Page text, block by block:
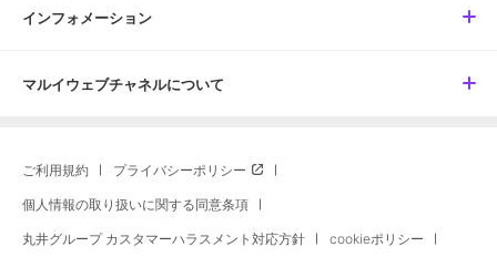
インフォメーション
マルイウェブチャネルについて
ご利用規約 プライバシーポリシー
個人情報の取り扱いに関する同意条項
丸井グループ カスタマーハラスメント対応方針 cookieポリシー